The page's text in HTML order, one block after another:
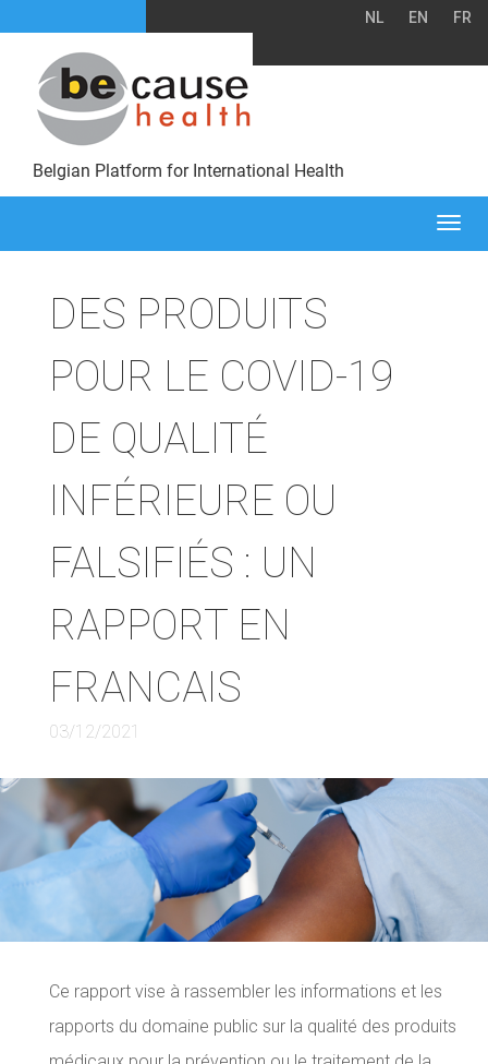
NL EN FR
Belgian Platform for International Health
DES PRODUITS
POUR LE COVID-19
DE QUALITÉ
INFÉRIEURE OU
FALSIFIÉS : UN
RAPPORT EN
FRANCAIS
03/12/2021
Ce rapport vise à rassembler les informations et les
rapports du domaine public sur la qualité des produits